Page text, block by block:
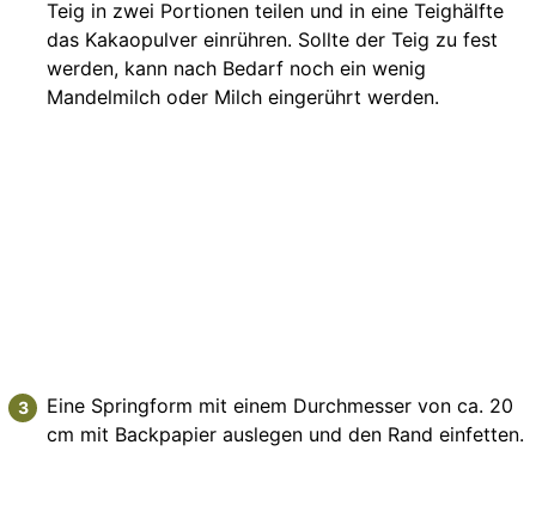
Teig in zwei Portionen teilen und in eine Teighälfte
das Kakaopulver einrühren. Sollte der Teig zu fest
werden, kann nach Bedarf noch ein wenig
Mandelmilch oder Milch eingerührt werden.
Eine Springform mit einem Durchmesser von ca. 20
cm mit Backpapier auslegen und den Rand einfetten.